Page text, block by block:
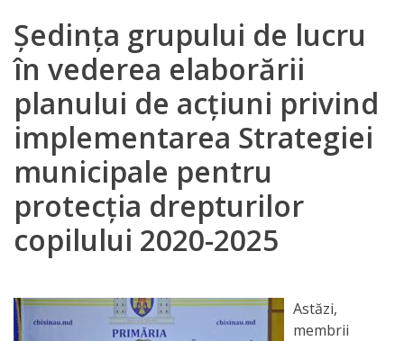
DGPDC
Subdiviziuni/Servicii
Structura
Strategia
Orarul
audienței
instituției
Ședința grupului de lucru
în vederea elaborării
planului de acțiuni privind
implementarea Strategiei
municipale pentru
protecția drepturilor
copilului 2020-2025
Astăzi,
membrii